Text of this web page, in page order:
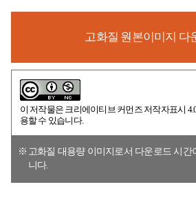
고화질 원본이미지 다
이 저작물은 크리에이티브 커먼즈 저작자표시
용할 수 있습니다.
고화질 대용량 이미지로서 다운로드 시간
니다.